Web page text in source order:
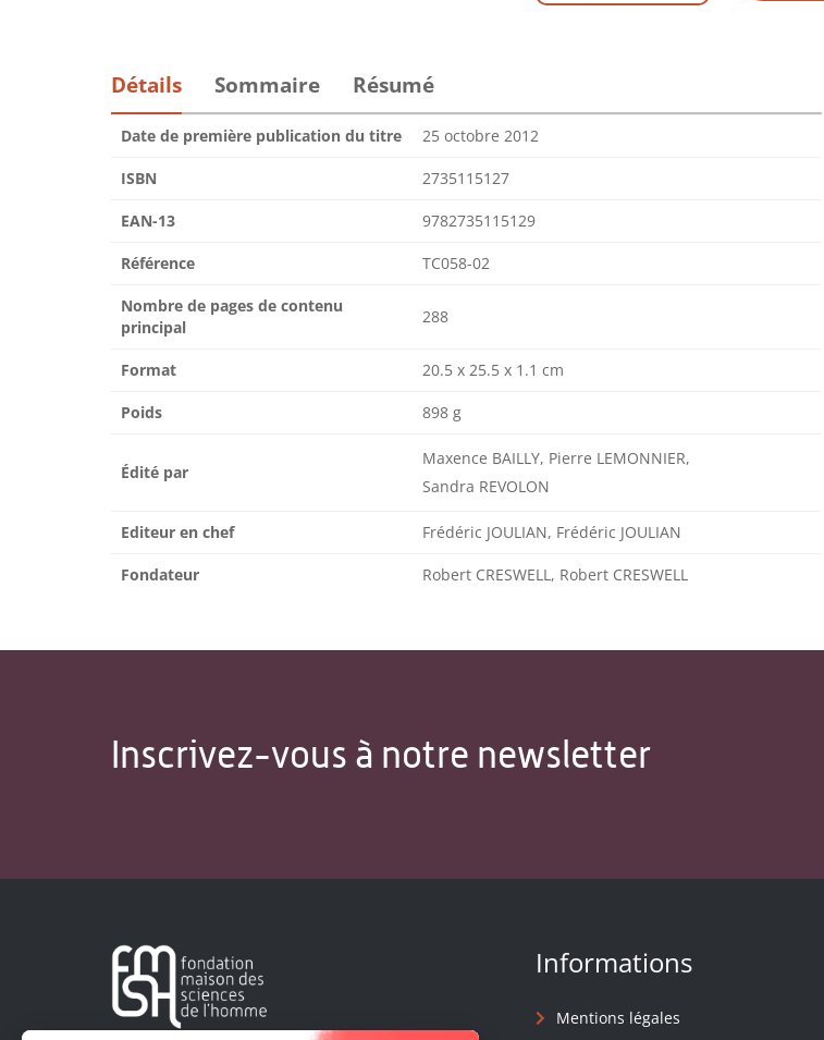
Détails Sommaire Résumé
Date de première publication du titre 25 octobre 2012
ISBN 2735115127
EAN-13 9782735115129
Référence TC058-02
Nombre de pages de contenu
principal
288
Format 20.5 x 25.5 x 1.1 cm
Poids 898 g
Édité par
Maxence BAILLY, Pierre LEMONNIER,
Sandra REVOLON
Editeur en chef Frédéric JOULIAN, Frédéric JOULIAN
Fondateur Robert CRESWELL, Robert CRESWELL
Inscrivez-vous à notre newsletter
Informations
Mentions légales